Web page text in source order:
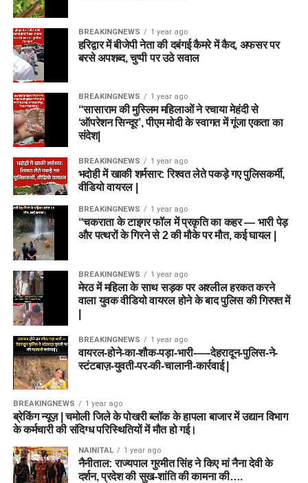
BREAKINGNEWS 1 year ago
हरिद्वार में बीजेपी नेता की दबंगई कैमरे में कैद, अफसर पर
बरसे अपशब्द, चुप्पी पर उठे सवाल
BREAKINGNEWS 1 year ago
“सासाराम की मुस्लिम महिलाओं ने रचाया मेहंदी से
‘ऑपरेशन सिन्दूर’, पीएम मोदी के स्वागत में गूंजा एकता का
संदेश|
BREAKINGNEWS 1 year ago
भदोही में खाकी शर्मसार: रिश्वत लेते पकड़े गए पुलिसकर्मी,
वीडियो वायरल |
BREAKINGNEWS 1 year ago
“चकराता के टाइगर फॉल में प्रकृति का कहर — भारी पेड़
और पत्थरों के गिरने से 2 की मौके पर मौत, कई घायल |
BREAKINGNEWS 1 year ago
मेरठ में महिला के साथ सड़क पर अश्लील हरकत करने
वाला युवक वीडियो वायरल होने के बाद पुलिस की गिरफ्त में
BREAKINGNEWS 1 year ago
वायरल-होने-का-शौक-पड़ा-भारी-—-देहरादून-पुलिस-ने-
स्टंटबाज़-युवती-पर-की-चालानी-कार्रवाई |
BREAKINGNEWS 1 year ago
ब्रेकिंग न्यूज़ | चमोली जिले के पोखरी ब्लॉक के हापला बाजार में उद्यान विभाग
के कर्मचारी की संदिग्ध परिस्थितियों में मौत हो गई।
NAINITAL 1 year ago
नैनीताल: राज्यपाल गुरमीत सिंह ने किए मां नैना देवी के
दर्शन, प्रदेश की सुख-शांति की कामना की….